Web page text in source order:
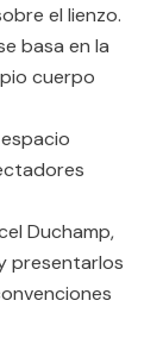
el lienzo.
basa en la
cuerpo
Duchamp,
presentarlos